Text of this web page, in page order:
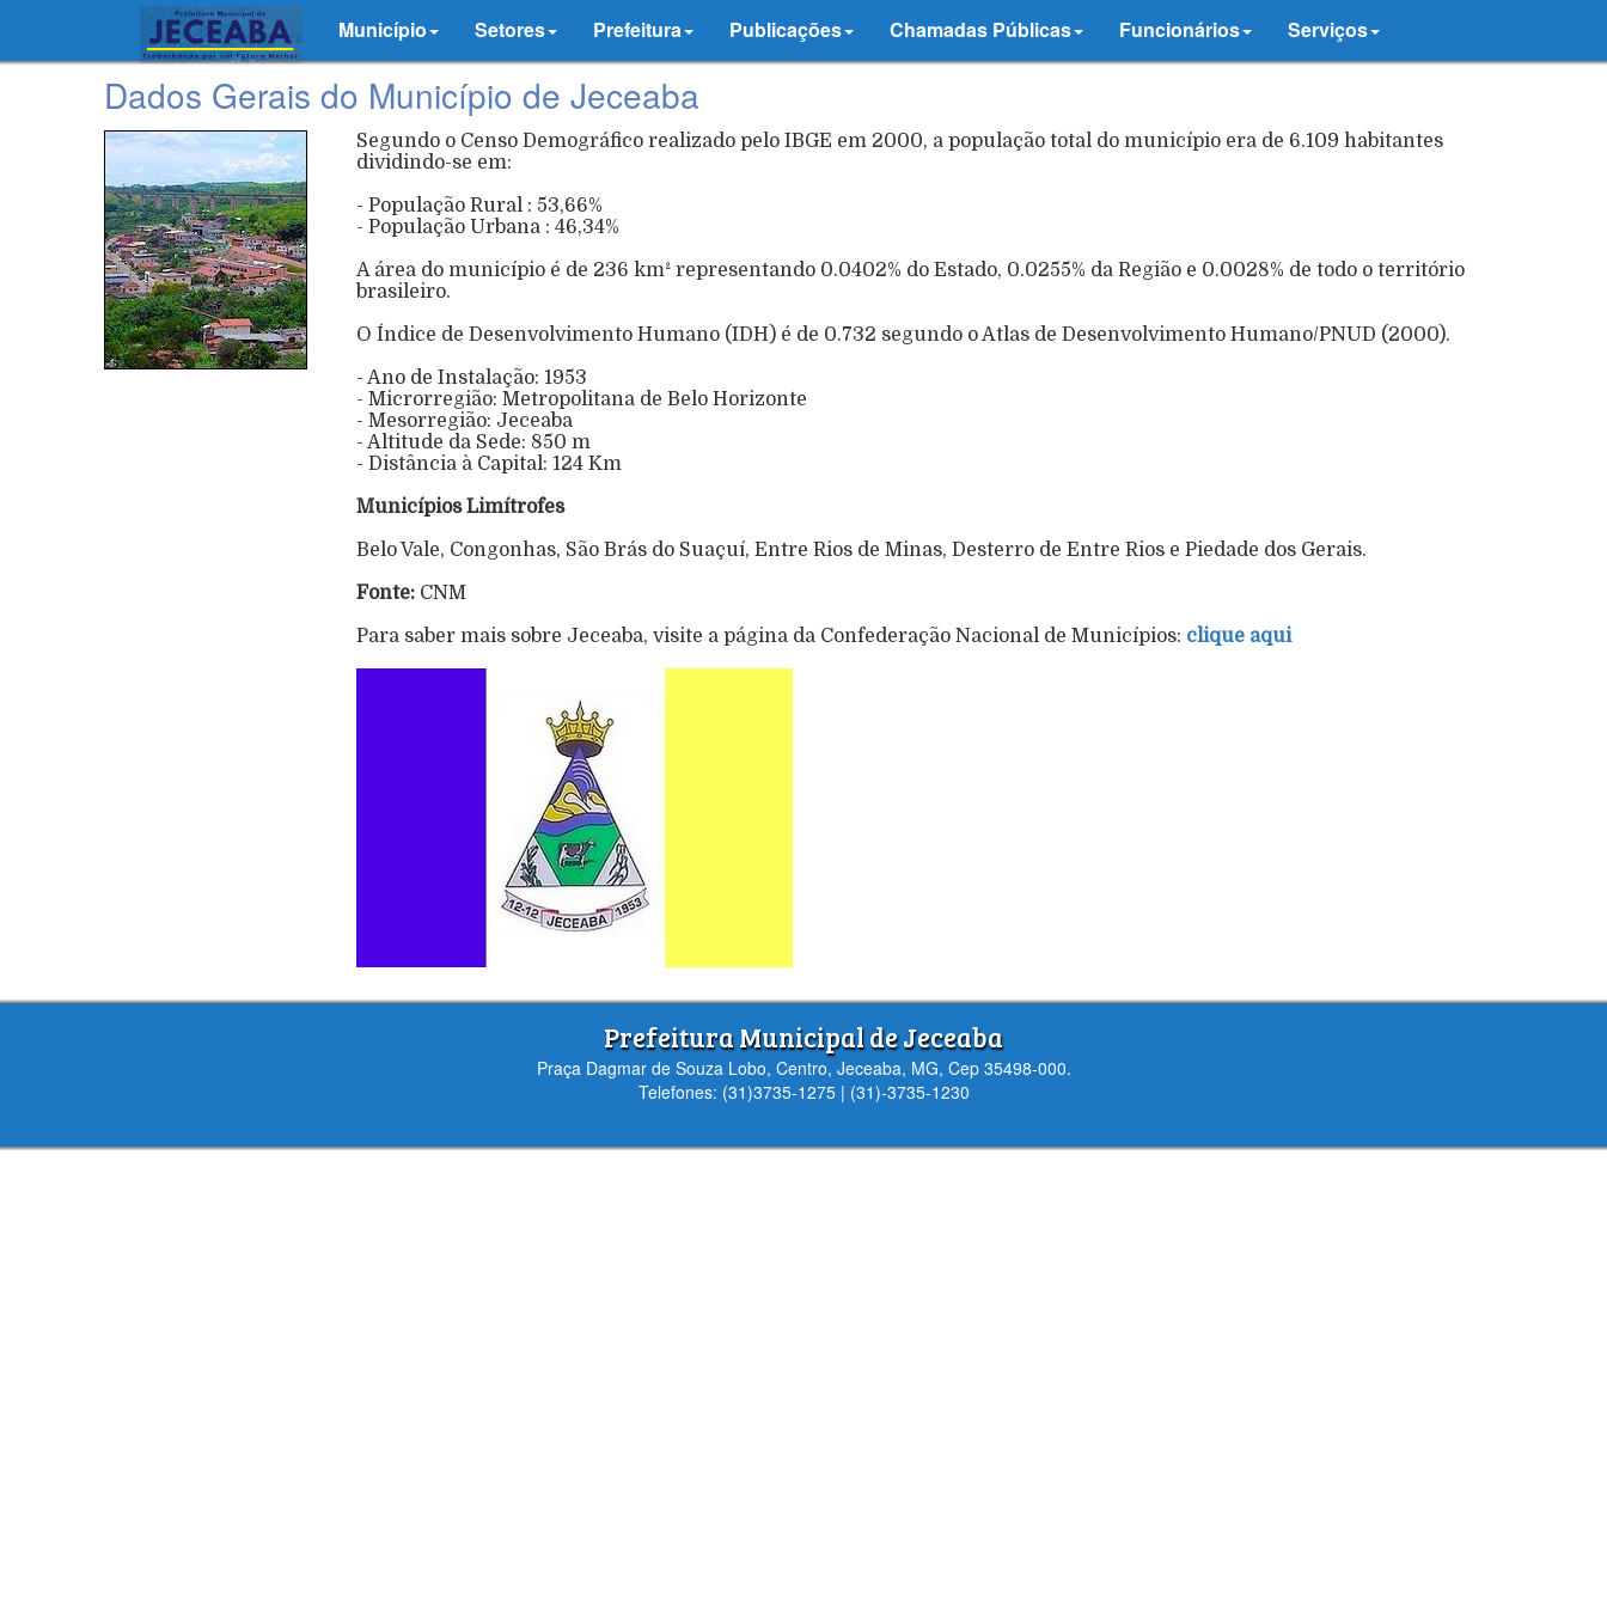
Município Setores Prefeitura Publicações Chamadas Públicas Funcionários Serviços
Dados Gerais do Município de Jeceaba
Segundo o Censo Demográfico realizado pelo IBGE em 2000, a população total do município era de 6.109 habitantes
dividindo-se em:
- População Rural : 53,66%
- População Urbana : 46,34%
A área do município é de 236 km² representando 0.0402% do Estado, 0.0255% da Região e 0.0028% de todo o território
brasileiro.
O Índice de Desenvolvimento Humano (IDH) é de 0.732 segundo o Atlas de Desenvolvimento Humano/PNUD (2000).
- Ano de Instalação: 1953
- Microrregião: Metropolitana de Belo Horizonte
- Mesorregião: Jeceaba
- Altitude da Sede: 850 m
- Distância à Capital: 124 Km
Municípios Limítrofes
Belo Vale, Congonhas, São Brás do Suaçuí, Entre Rios de Minas, Desterro de Entre Rios e Piedade dos Gerais.
Fonte: CNM
Para saber mais sobre Jeceaba, visite a página da Confederação Nacional de Municípios: clique aqui
Prefeitura Municipal de Jeceaba
Praça Dagmar de Souza Lobo, Centro, Jeceaba, MG, Cep 35498-000.
Telefones: (31)3735-1275 | (31)-3735-1230